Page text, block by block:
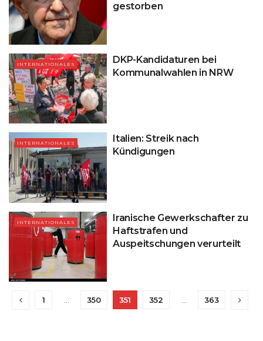
gestorben
INTERNATIONALES
DKP-Kandidaturen bei
Kommunalwahlen in NRW
INTERNATIONALES
Italien: Streik nach
Kündigungen
INTERNATIONALES
Iranische Gewerkschafter zu
Haftstrafen und
Auspeitschungen verurteilt
1 … 350 351 352 … 363